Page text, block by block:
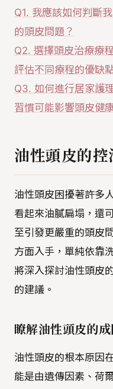
Q1. 我應該如何判斷
的頭皮問題？
Q2. 選擇頭皮治療療
評估不同療程的優缺
Q3. 如何進行居家護
習慣可能影響頭皮健
油性頭皮的
油性頭皮困擾著許多
看起來油膩扁塌，還
至引發更嚴重的頭皮
方面入手，單純依靠
將深入探討油性頭皮
的建議。
瞭解油性頭皮的
油性頭皮的根本原因
能是由遺傳因素、荷